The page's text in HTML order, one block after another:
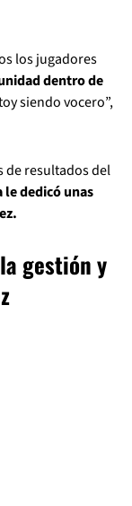
los jugadores
dentro de
siendo vocero”,
de resultados del
le dedicó unas
gestión y